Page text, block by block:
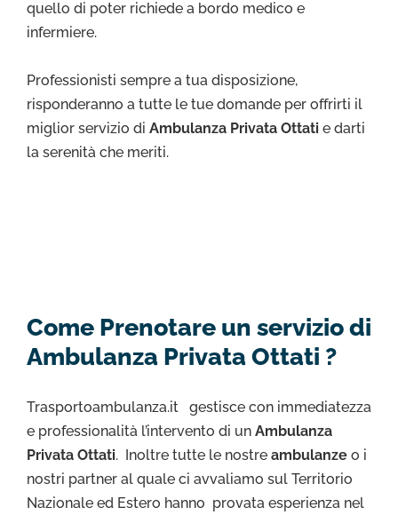
quello di poter richiede a bordo medico e
infermiere.
Professionisti sempre a tua disposizione,
risponderanno a tutte le tue domande per offrirti il
miglior servizio di Ambulanza Privata Ottati e darti
la serenità che meriti.
Come Prenotare un servizio di
Ambulanza Privata Ottati ?
Trasportoambulanza.it gestisce con immediatezza
e professionalità l’intervento di un Ambulanza
Privata Ottati. Inoltre tutte le nostre ambulanze o i
nostri partner al quale ci avvaliamo sul Territorio
Nazionale ed Estero hanno provata esperienza nel